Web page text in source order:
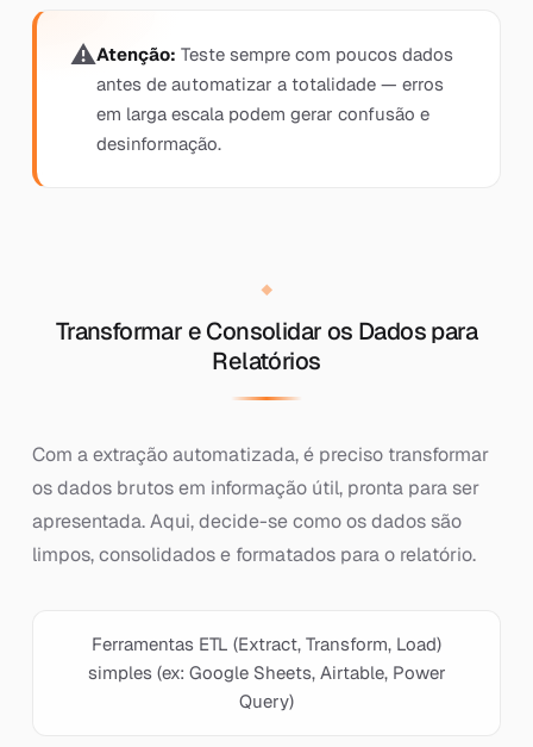
Atenção: Teste sempre com poucos dados
antes de automatizar a totalidade — erros
em larga escala podem gerar confusão e
desinformação.
Transformar e Consolidar os Dados para
Relatórios
Com a extração automatizada, é preciso transformar
os dados brutos em informação útil, pronta para ser
apresentada. Aqui, decide-se como os dados são
limpos, consolidados e formatados para o relatório.
Ferramentas ETL (Extract, Transform, Load)
simples (ex: Google Sheets, Airtable, Power
Query)